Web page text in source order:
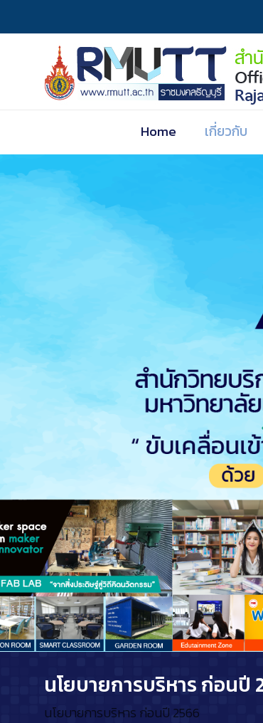
Home เกี่ยวกับ
นโยบายการบริหาร ก่อนปี
นโยบายการบริหาร ก่อนปี 2566